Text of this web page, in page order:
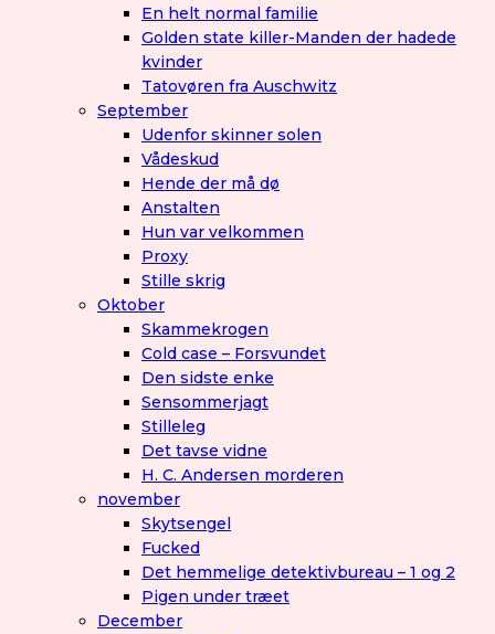
En helt normal familie
Golden state killer-Manden der hadede
kvinder
Tatovøren fra Auschwitz
September
Udenfor skinner solen
Vådeskud
Hende der må dø
Anstalten
Hun var velkommen
Proxy
Stille skrig
Oktober
Skammekrogen
Cold case – Forsvundet
Den sidste enke
Sensommerjagt
Stilleleg
Det tavse vidne
H. C. Andersen morderen
november
Skytsengel
Fucked
Det hemmelige detektivbureau – 1 og 2
Pigen under træet
December